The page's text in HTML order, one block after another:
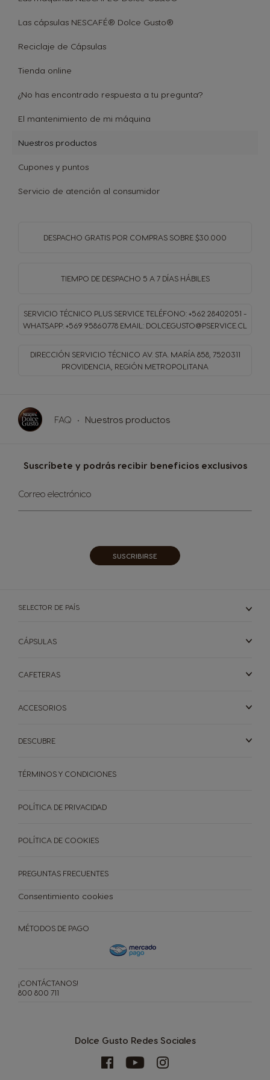
Las cápsulas NESCAFÉ® Dolce Gusto®
Reciclaje de Cápsulas
Tienda online
¿No has encontrado respuesta a tu pregunta?
El mantenimiento de mi máquina
Nuestros productos
Cupones y puntos
Servicio de atención al consumidor
DESPACHO GRATIS POR COMPRAS SOBRE $30.000
TIEMPO DE DESPACHO 5 A 7 DÍAS HÁBILES
SERVICIO TÉCNICO PLUS SERVICE TELÉFONO: +562 28402051 -
WHATSAPP: +569 95860778 EMAIL: DOLCEGUSTO@PSERVICE.CL
DIRECCIÓN SERVICIO TÉCNICO AV. STA. MARÍA 858, 7520311
PROVIDENCIA, REGIÓN METROPOLITANA
FAQ Nuestros productos
Suscríbete y podrás recibir beneficios exclusivos​
Sign
Up
for
Correo electrónico
SUSCRIBIRSE​
SELECTOR DE PAÍS
CÁPSULAS
CAFETERAS
ACCESORIOS
DESCUBRE
Dolce Gusto Redes Sociales
MÉTODOS DE PAGO
¡CONTÁCTANOS!
800 800 711
TÉRMINOS Y CONDICIONES
POLÍTICA DE PRIVACIDAD
POLÍTICA DE COOKIES
PREGUNTAS FRECUENTES
Consentimiento cookies